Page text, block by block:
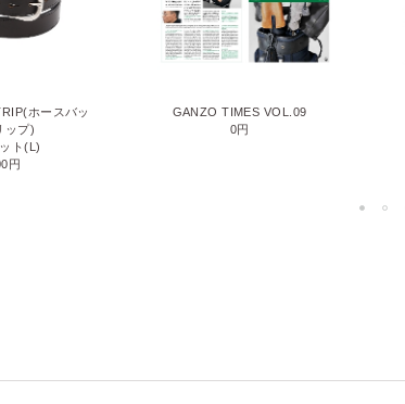
ホースバッ
ップ)
ト(L)
円
GANZO TIMES VOL.09
0円